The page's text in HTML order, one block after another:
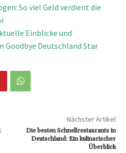
So viel Geld verdient die
Einblicke und
Goodbye Deutschland Star
Nächster Artikel
Die besten Schnellrestaurants in
Deutschland: Ein kulinarischer
Überblick